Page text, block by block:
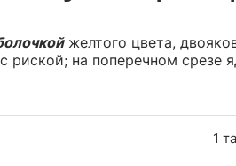
желтого цвета,
на поперечном срезе
1